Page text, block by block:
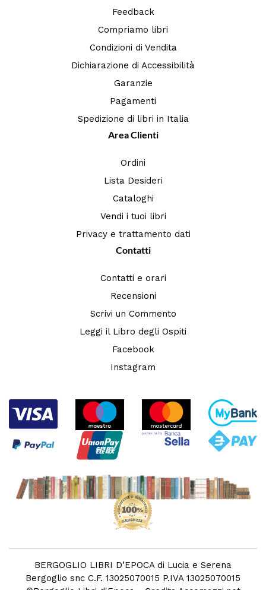
Feedback
Compriamo libri
Condizioni di Vendita
Dichiarazione di Accessibilità
Garanzie
Pagamenti
Spedizione di libri in Italia
Area Clienti
Ordini
Lista Desideri
Cataloghi
Vendi i tuoi libri
Privacy e trattamento dati
Contatti
Contatti e orari
Recensioni
Scrivi un Commento
Leggi il Libro degli Ospiti
Facebook
Instagram
BERGOGLIO LIBRI D’EPOCA di Lucia e Serena
Bergoglio snc C.F. 13025070015 P.IVA 13025070015